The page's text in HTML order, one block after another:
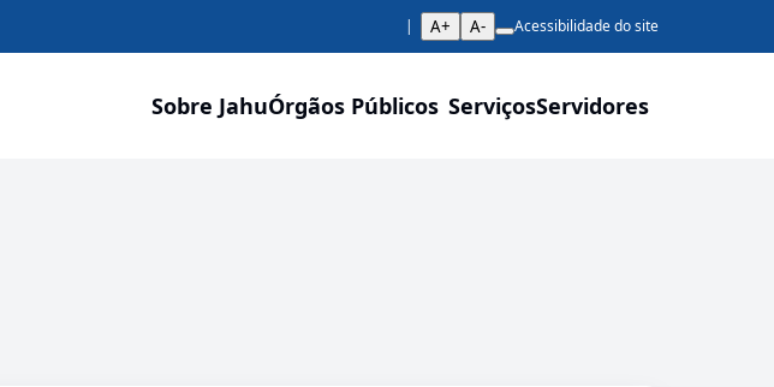
A+ A- Acessibilidade do site
Sobre JahuÓrgãos Públicos ServiçosServidores